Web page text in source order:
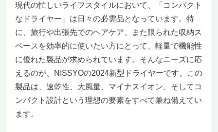
現代の忙しいライフスタイルにおいて、「コンパクト
なドライヤー」は日々の必需品となっています。特
に、旅行や出張先でのヘアケア、また限られた収納ス
ペースを効率的に使いたい方にとって、軽量で機能性
に優れた製品が求められています。そんなニーズに応
えるのが、NISSYOの2024新型ドライヤーです。この
製品は、速乾性、大風量、マイナスイオン、そしてコ
ンパクト設計という理想の要素をすべて兼ね備えてい
ます。